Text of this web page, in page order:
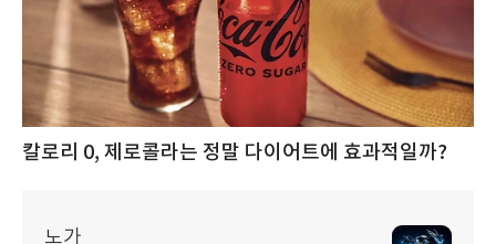
칼로리 0, 제로콜라는 정말 다이어트에 효과적일까?
노가